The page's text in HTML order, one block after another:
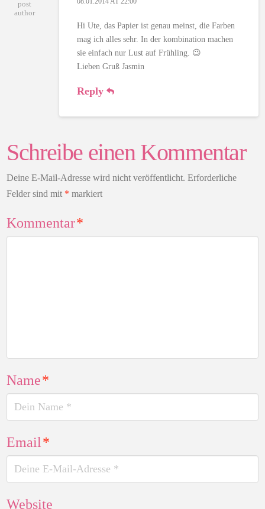
post
author
Hi Ute, das Papier ist genau meinst, die Farben
mag ich alles sehr. In der kombination machen
sie einfach nur Lust auf Frühling. 😉
Lieben Gruß Jasmin
Reply
Schreibe einen Kommentar
Deine E-Mail-Adresse wird nicht veröffentlicht. Erforderliche
Felder sind mit * markiert
Kommentar*
Name*
Email*
Website